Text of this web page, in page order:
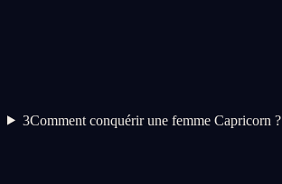
3Comment conquérir une femme Capricorn ?